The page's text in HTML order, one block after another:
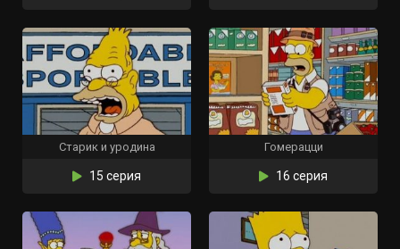
Старик и уродина
15 серия
Гомерацци
16 серия